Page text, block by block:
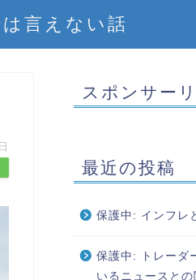
言えない話
スポンサー
最近の投稿
保護中: インフレ
保護中: トレーダ
いるニュースと